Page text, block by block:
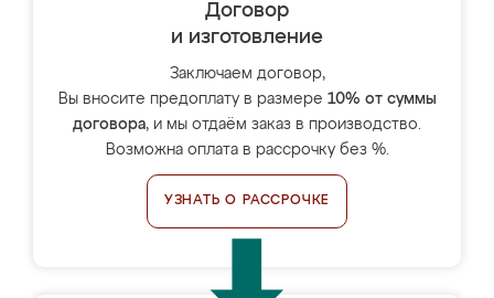
Договор
и изготовление
Заключаем договор,
Вы вносите предоплату в размере 10% от суммы
договора, и мы отдаём заказ в производство.
Возможна оплата в рассрочку без %.
УЗНАТЬ О РАССРОЧКЕ